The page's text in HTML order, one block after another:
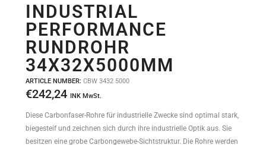
INDUSTRIAL
PERFORMANCE
RUNDROHR
34X32X5000MM
ARTICLE NUMBER: CBW 3432 5000
€242,24 INK MwSt.
Diese Carbonfaser-Rohre für industrielle Zwecke sind optimal stark,
biegesteif und zeichnen sich durch ihre industrielle Optik aus. Sie
besitzen eine grobe Carbongewebe-Sichtstruktur. Die Rohre werden